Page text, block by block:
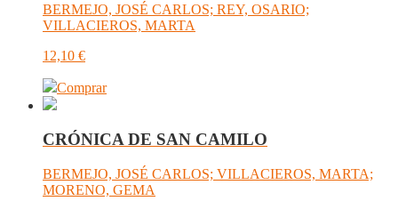
BERMEJO, JOSÉ CARLOS; REY, OSARIO;
VILLACIEROS, MARTA
12,10 €
Comprar
CRÓNICA DE SAN CAMILO
BERMEJO, JOSÉ CARLOS; VILLACIEROS, MARTA;
MORENO, GEMA